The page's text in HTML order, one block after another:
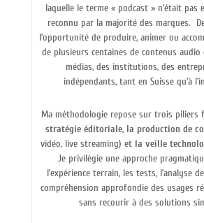
laquelle le terme « podcast » n’était pas
reconnu par la majorité des marques.
l’opportunité de produire, animer ou
de plusieurs centaines de contenus
médias, des institutions, des
indépendants, tant en Suisse qu’à
Ma méthodologie repose sur trois piliers
stratégie éditoriale, la production de
vidéo, live streaming) et la veille
Je privilégie une approche
l’expérience terrain, les tests, l’analyse
compréhension approfondie des usages
sans recourir à des solutions